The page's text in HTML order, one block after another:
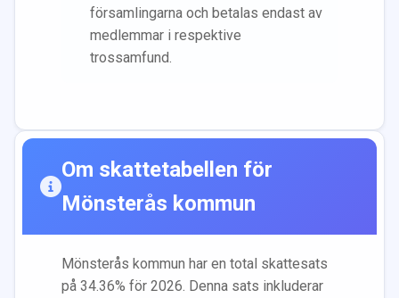
församlingarna och betalas endast av
medlemmar i respektive
trossamfund.
Om skattetabellen för
Mönsterås kommun
Mönsterås kommun har en total skattesats
på 34.36% för 2026. Denna sats inkluderar